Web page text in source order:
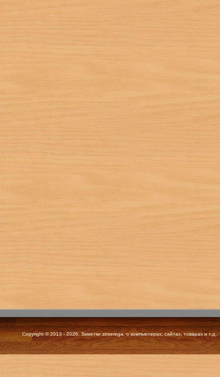
Copyright © 2013 - 2026, Заметки strserega, о компьютерах, сайтах, товарах и т.д..